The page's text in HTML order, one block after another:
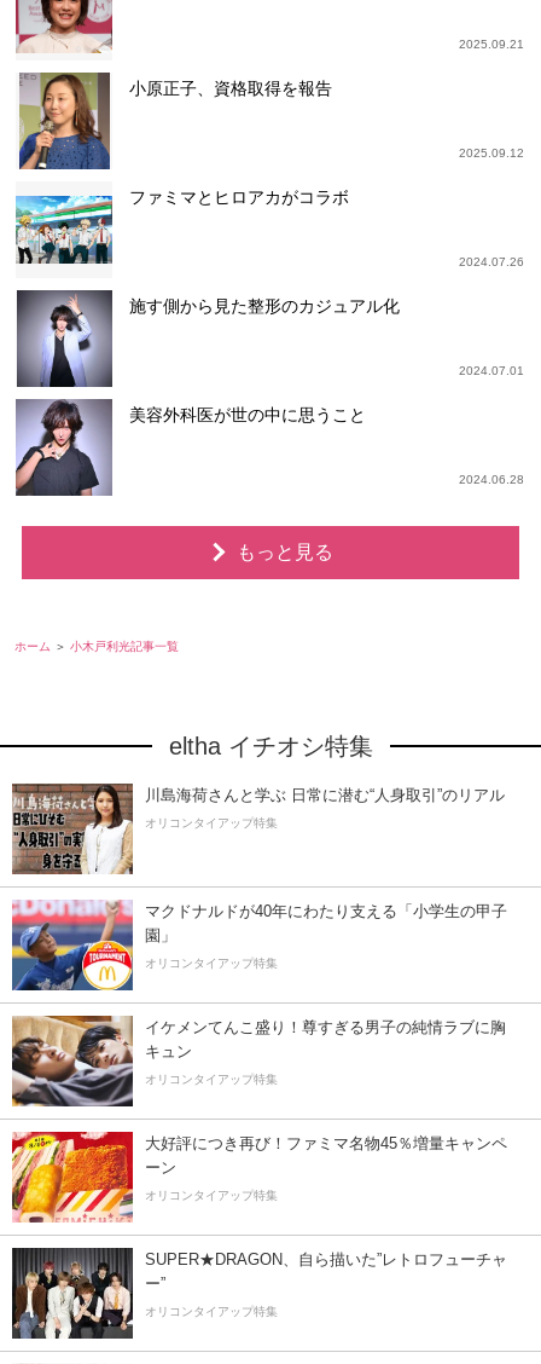
2025.09.21
小原正子、資格取得を報告
2025.09.12
ファミマとヒロアカがコラボ
2024.07.26
施す側から見た整形のカジュアル化
2024.07.01
美容外科医が世の中に思うこと
2024.06.28
もっと見る
ホーム 小木戸利光記事一覧
eltha イチオシ特集
川島海荷さんと学ぶ 日常に潜む“人身取引”のリアル
オリコンタイアップ特集
マクドナルドが40年にわたり支える「小学生の甲子
園」
オリコンタイアップ特集
イケメンてんこ盛り！尊すぎる男子の純情ラブに胸
キュン
オリコンタイアップ特集
大好評につき再び！ファミマ名物45％増量キャンペ
ーン
オリコンタイアップ特集
SUPER★DRAGON、自ら描いた”レトロフューチャ
ー”
オリコンタイアップ特集